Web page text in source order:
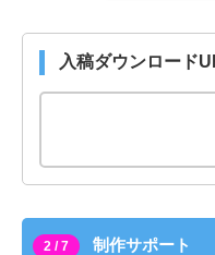
入稿ダウンロード
2 / 7 制作サポート